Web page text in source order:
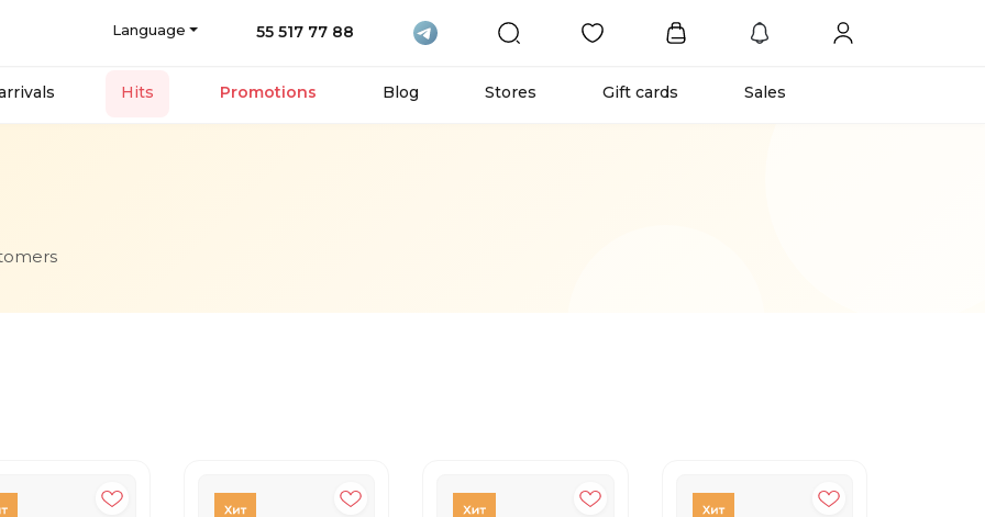
Language 55 517 77 88
Hits Promotions Blog Stores Gift cards Sales